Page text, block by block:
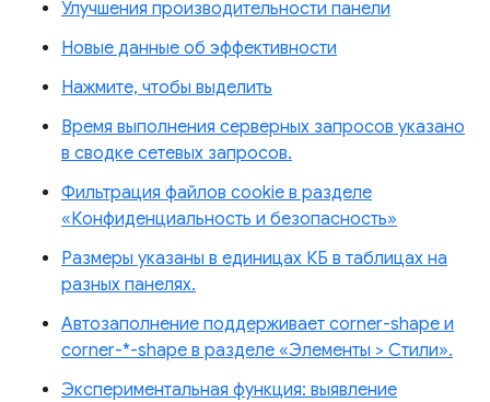
Улучшения производительности панели
Новые данные об эффективности
Нажмите, чтобы выделить
Время выполнения серверных запросов указано
в сводке сетевых запросов.
Фильтрация файлов cookie в разделе
«Конфиденциальность и безопасность»
Размеры указаны в единицах КБ в таблицах на
разных панелях.
Автозаполнение поддерживает corner-shape и
corner-*-shape в разделе «Элементы > Стили».
Экспериментальная функция: выявление